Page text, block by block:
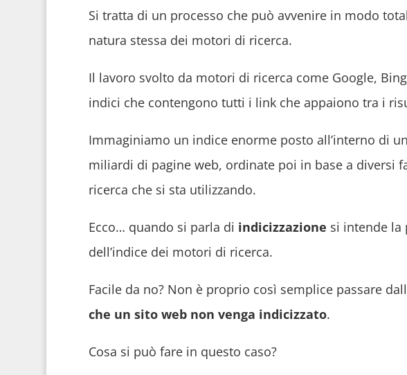
Si tratta di un processo che può avvenire in modo
natura stessa dei motori di ricerca.
Il lavoro svolto da motori di ricerca come Google,
indici che contengono tutti i link che appaiono tra i
Immaginiamo un indice enorme posto all’interno di
miliardi di pagine web, ordinate poi in base a diversi
ricerca che si sta utilizzando.
Ecco… quando si parla di indicizzazione si intende la
dell’indice dei motori di ricerca.
Facile da no? Non è proprio così semplice passare
che un sito web non venga indicizzato.
Cosa si può fare in questo caso?